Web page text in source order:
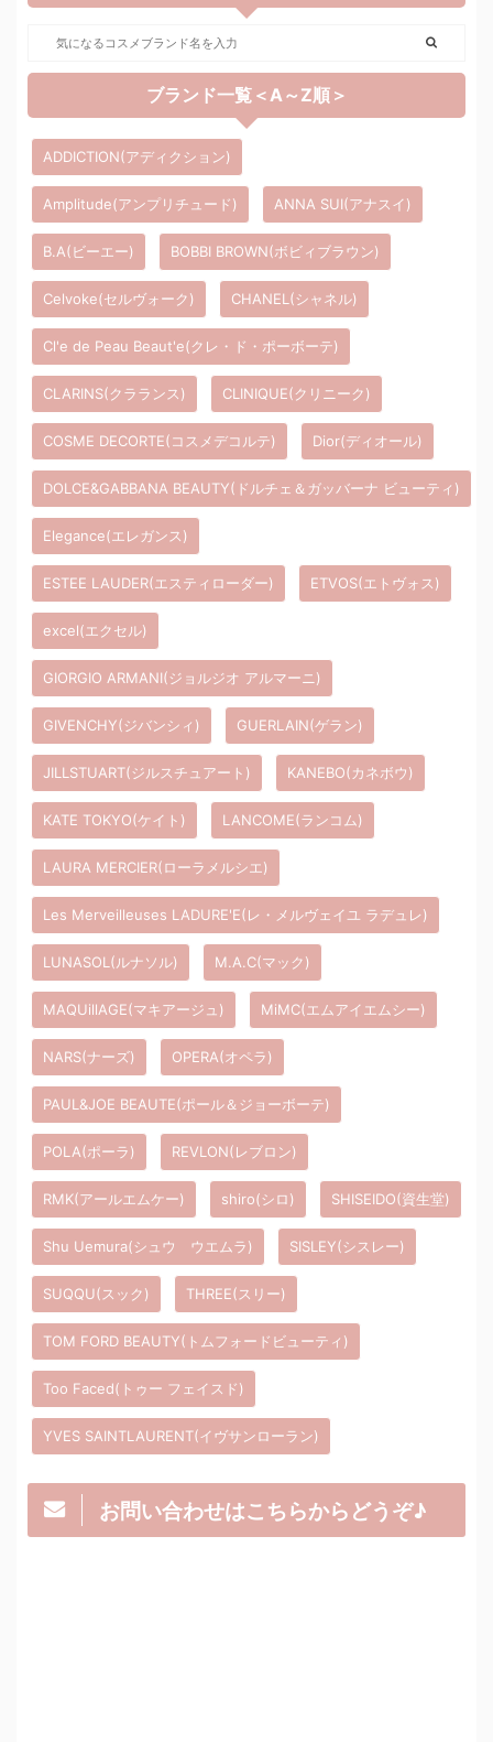
ブランド一覧＜A～Z順＞
ADDICTION(アディクション)
Amplitude(アンプリチュード) ANNA SUI(アナスイ)
B.A(ビーエー) BOBBI BROWN(ボビィブラウン)
Celvoke(セルヴォーク) CHANEL(シャネル)
Cl'e de Peau Beaut'e(クレ・ド・ポーボーテ)
CLARINS(クラランス) CLINIQUE(クリニーク)
COSME DECORTE(コスメデコルテ) Dior(ディオール)
DOLCE&GABBANA BEAUTY(ドルチェ＆ガッバーナ ビューティ)
Elegance(エレガンス)
ESTEE LAUDER(エスティローダー) ETVOS(エトヴォス)
excel(エクセル)
GIORGIO ARMANI(ジョルジオ アルマーニ)
GIVENCHY(ジバンシィ) GUERLAIN(ゲラン)
JILLSTUART(ジルスチュアート) KANEBO(カネボウ)
KATE TOKYO(ケイト) LANCOME(ランコム)
LAURA MERCIER(ローラメルシエ)
Les Merveilleuses LADURE'E(レ・メルヴェイユ ラデュレ)
LUNASOL(ルナソル) M.A.C(マック)
MAQUillAGE(マキアージュ) MiMC(エムアイエムシー)
NARS(ナーズ) OPERA(オペラ)
PAUL&JOE BEAUTE(ポール＆ジョーボーテ)
POLA(ポーラ) REVLON(レブロン)
RMK(アールエムケー) shiro(シロ) SHISEIDO(資生堂)
Shu Uemura(シュウ ウエムラ) SISLEY(シスレー)
SUQQU(スック) THREE(スリー)
TOM FORD BEAUTY(トムフォードビューティ)
Too Faced(トゥー フェイスド)
YVES SAINTLAURENT(イヴサンローラン)
お問い合わせはこちらからどうぞ♪